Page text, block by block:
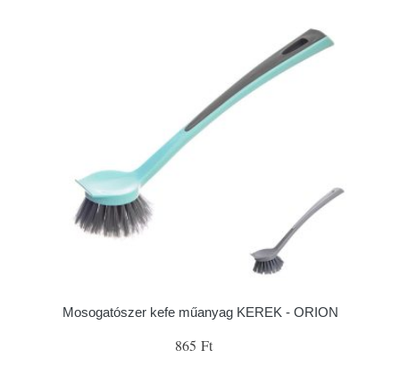
Mosogatószer kefe műanyag KEREK - ORION
865 Ft